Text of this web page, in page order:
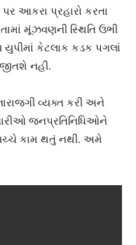
આકરા પ્રહારો કરતા
મૂંઝવણની સ્થિતિ ઉભી
યુપીમાં કેટલાક કડક પગલાં
નહીં.
વ્યક્ત કરી અને
જનપ્રતિનિધિઓને
કામ થતું નથી. અમે